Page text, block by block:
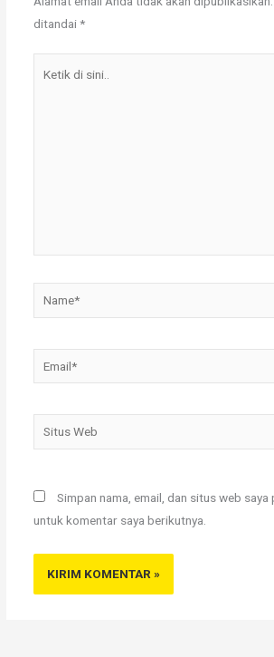
ditandai*
Web
Simpan nama, email, dan situs web saya
untuk komentar saya berikutnya.